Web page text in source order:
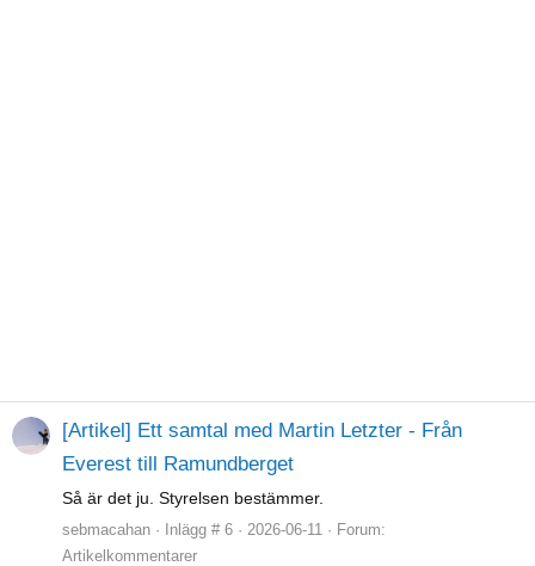
[Artikel] Ett samtal med Martin Letzter - Från
Everest till Ramundberget
Så är det ju. Styrelsen bestämmer.
sebmacahan Inlägg # 6 2026-06-11
Forum:
Artikelkommentarer